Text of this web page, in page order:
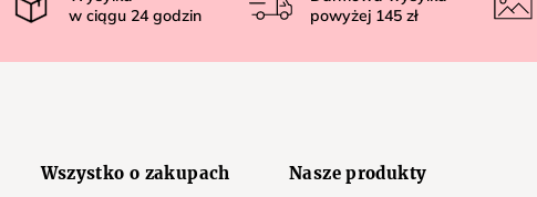
w ciągu 24 godzin
powyżej 145 zł
Wszystko o zakupach Nasze produkty